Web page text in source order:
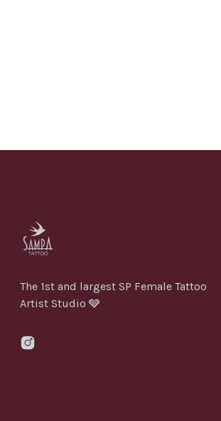
The 1st and largest SP Female Tattoo
Artist Studio 🩶